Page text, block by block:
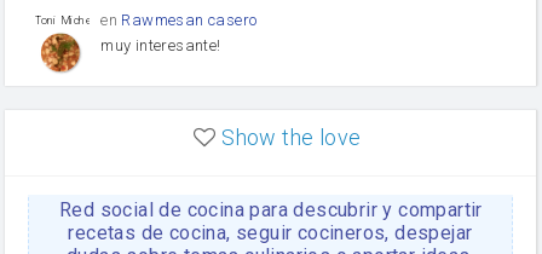
Toni Michel Caubet
en Rawmesan casero
muy interesante!
enLasaña casera fácil y
HOJALDROSA TV
enGachas de la abuela
Rosa
Show the love
Red social de cocina para descubrir y compartir
recetas de cocina, seguir cocineros, despejar